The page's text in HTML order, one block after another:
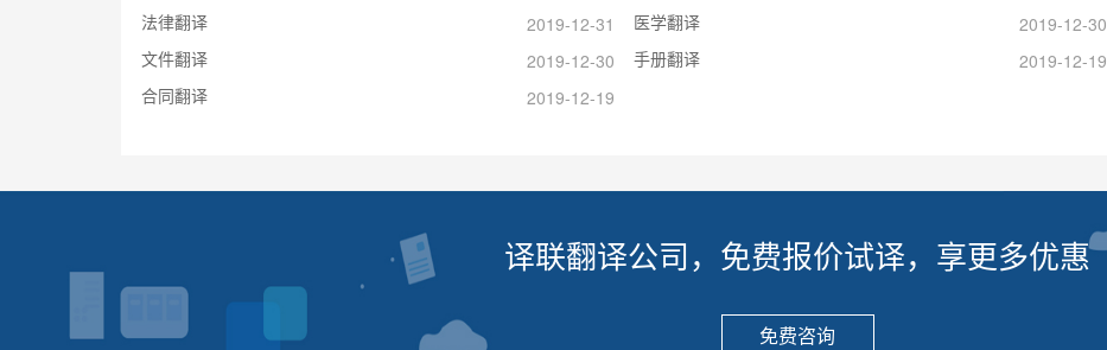
法律翻译
2019-12-31 医学翻译
2019-12-30
文件翻译
2019-12-30 手册翻译
2019-12-19
合同翻译
2019-12-19
译联翻译公司，免费报价试译，享更多优惠
免费咨询